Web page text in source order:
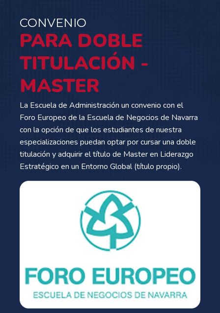
CONVENIO
PARA DOBLE
TITULACIÓN -
MASTER
La Escuela de Administración un convenio con el
Foro Europeo de la Escuela de Negocios de Navarra
con la opción de que los estudiantes de nuestra
especializaciones puedan optar por cursar una doble
titulación y adquirir el título de Master en Liderazgo
Estratégico en un Entorno Global (título propio).